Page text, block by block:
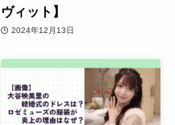
ヴィット】
2024年12月13日